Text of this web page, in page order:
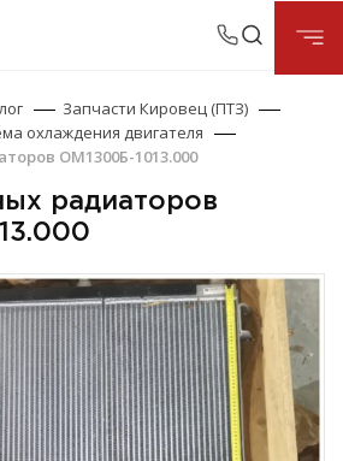
Запчасти Кировец (ПТЗ)
охлаждения двигателя
ОМ1300Б-1013.000
радиаторов